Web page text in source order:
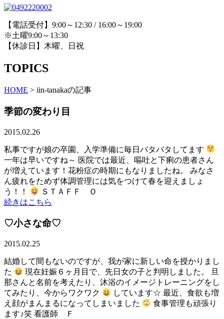
【電話受付】9:00～12:30 / 16:00～19:00
※土曜9:00～13:30
【休診日】木曜、日祝
TOPICS
HOME > iin-tanakaの記事
季節の変わり目
2015.02.26
私事ですが娘の卒園、入学準備に毎日バタバタしてます
一年は早いですね～ 医院では最近、嘔吐と下痢の患者さん
が増えています！花粉症の時期にもなりましたね。 みなさ
ん疲れをためず体調管理には気をつけて春を迎えましょ
う！！
ＳＴＡＦＦ Ｏ
続きはこちら
♡小さな命♡
2015.02.25
結婚して間もないのですが、我が家に新しい命を授かりまし
た
現在妊娠６ヶ月目で、先日女の子と判明しました。 旦
那さんと名前を考えたり、沐浴のイメージトレーニングをし
てみたり、今からワクワク
しています☆ 最近、食欲も増
え顔がまんまるになってしまいました
食事管理も頑張り
ます♪笑 看護師 Ｆ